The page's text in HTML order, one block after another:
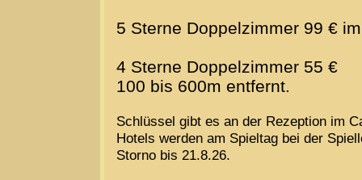
5 Sterne Doppelzimmer 99 €
4 Sterne Doppelzimmer 55 €
100 bis 600m entfernt.
Schlüssel gibt es an der Rezeption im
Hotels werden am Spieltag bei der
Storno bis 21.8.26.